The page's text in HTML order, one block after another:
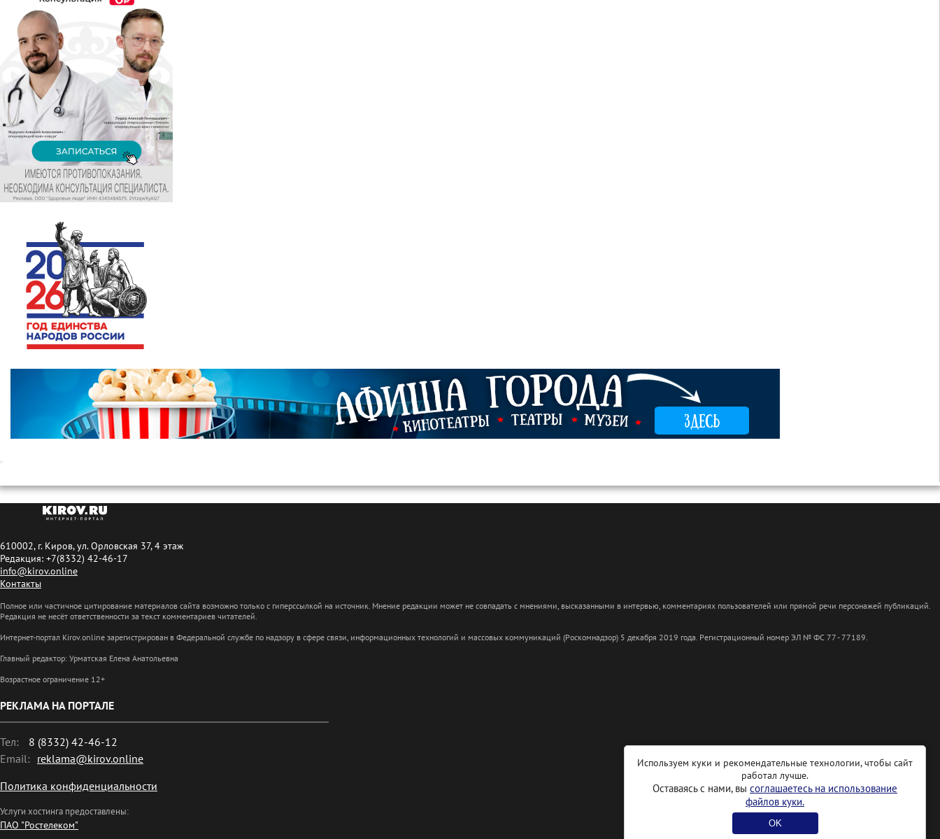
610002, г. Киров, ул. Орловская 37, 4 этаж
Редакция: +7(8332) 42-46-17
info@kirov.online
Контакты
Полное или частичное цитирование материалов сайта возможно только с гиперссылкой на источник. Мнение редакции может не совпадать с мнениями, высказанными в интервью, комментариях пользователей или прямой речи персонажей публикаций.
Редакция не несёт ответственности за текст комментариев читателей.
Интернет-портал Kirov.online зарегистрирован в Федеральной службе по надзору в сфере связи, информационных технологий и массовых коммуникаций (Роскомнадзор) 5 декабря 2019 года. Регистрационный номер ЭЛ № ФС 77 - 77189.
Главный редактор: Урматская Елена Анатольевна
Возрастное ограничение 12+
РЕКЛАМА НА ПОРТАЛЕ
Тел:
8 (8332) 42-46-12
Email: reklama@kirov.online
Политика конфиденциальности
Услуги хостинга предоставлены:
ПАО "Ростелеком"
Используем куки и рекомендательные технологии, чтобы сайт
работал лучше.
Оставаясь с нами, вы соглашаетесь на использование
файлов куки.
OK